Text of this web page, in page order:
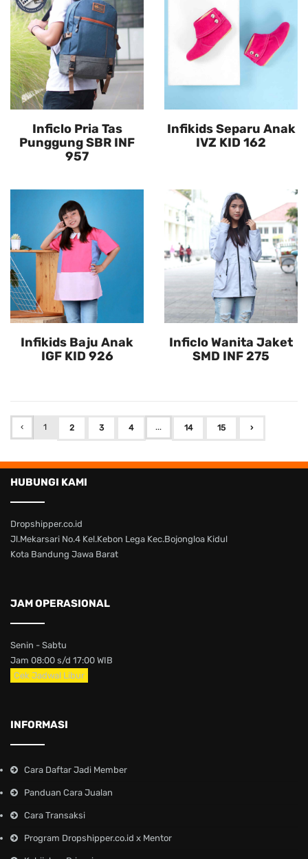
Inficlo Pria Tas
Punggung SBR INF
957
Infikids Separu Anak
IVZ KID 162
Infikids Baju Anak
IGF KID 926
Inficlo Wanita Jaket
SMD INF 275
‹ 1 2 3 4 ... 14 15 ›
HUBUNGI KAMI
Dropshipper.co.id
Jl.Mekarsari No.4 Kel.Kebon Lega Kec.Bojongloa Kidul
Kota Bandung Jawa Barat
JAM OPERASIONAL
Senin - Sabtu
Jam 08:00 s/d 17:00 WIB
Cek Jadwal Libur
INFORMASI
Cara Daftar Jadi Member
Panduan Cara Jualan
Cara Transaksi
Program Dropshipper.co.id x Mentor